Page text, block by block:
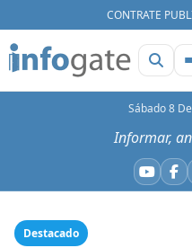
CONTRATE
Sábado 8
Informar,
Destacado